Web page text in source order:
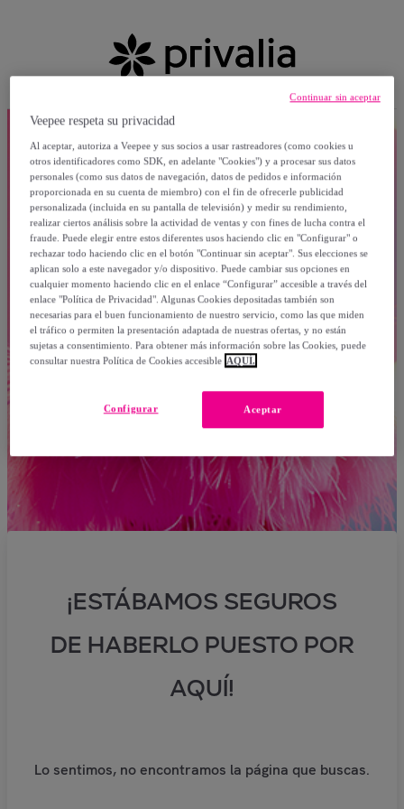
¡ESTÁBAMOS SEGUROS
DE HABERLO PUESTO POR
AQUÍ!
Lo sentimos, no encontramos la página que buscas.
Veepee respeta su privacidad
Al aceptar, autoriza a Veepee y sus socios a usar rastreadores (como cookies u
otros identificadores como SDK, en adelante "Cookies") y a procesar sus datos
personales (como sus datos de navegación, datos de pedidos e información
proporcionada en su cuenta de miembro) con el fin de ofrecerle publicidad
personalizada (incluida en su pantalla de televisión) y medir su rendimiento,
realizar ciertos análisis sobre la actividad de ventas y con fines de lucha contra el
fraude. Puede elegir entre estos diferentes usos haciendo clic en "Configurar" o
rechazar todo haciendo clic en el botón "Continuar sin aceptar". Sus elecciones se
aplican solo a este navegador y/o dispositivo. Puede cambiar sus opciones en
cualquier momento haciendo clic en el enlace “Configurar” accesible a través del
enlace "Política de Privacidad". Algunas Cookies depositadas también son
necesarias para el buen funcionamiento de nuestro servicio, como las que miden
el tráfico o permiten la presentación adaptada de nuestras ofertas, y no están
sujetas a consentimiento. Para obtener más información sobre las Cookies, puede
consultar nuestra Política de Cookies accesible AQUÍ.
Aceptar
Configurar
Continuar sin aceptar